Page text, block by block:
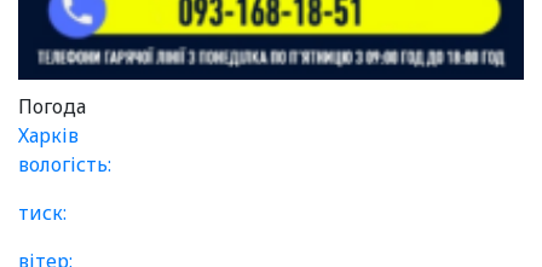
Погода
Харків
вологість:
тиск:
вітер: